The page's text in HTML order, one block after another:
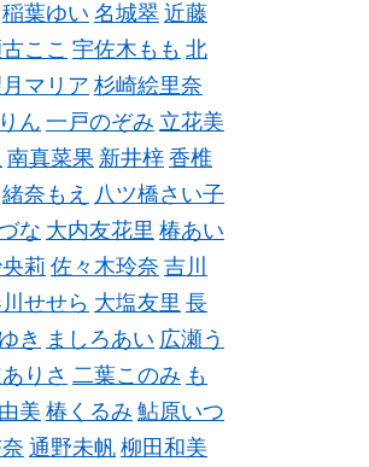
稲葉ゆい 名城翠 近藤
ここ 宇佐木もも 北
マリア 杉崎絵里奈
ん 一戸のぞみ 立花美
南真菜果 新井梓 香椎
緒奈もえ 八ツ橋さい子
な 大内友花里 椿あい
莉 佐々木玲奈 吉川
せせら 大塩友里 長
き ましろあい 広瀬う
りさ 二葉このみ も
美 椿くるみ 鮎原いつ
通野未帆 柳田和美